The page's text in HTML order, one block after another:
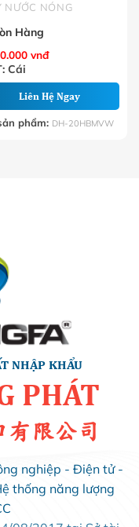
NƯỚC NÓNG
Hàng
vnđ
Cái
Liên Hệ Ngay
phẩm: DH-20HBMVW
NHẬP KHẨU
PHÁT
有限公司
nghiệp - Điện tử -
thống năng lượng